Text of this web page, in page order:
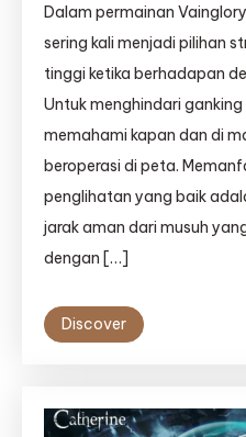
Dalam permainan
sering kali menjadi pilihan
tinggi ketika berhadapan
Untuk menghindari
memahami kapan dan di
beroperasi di peta.
penglihatan yang baik
jarak aman dari musuh
dengan […]
Discover